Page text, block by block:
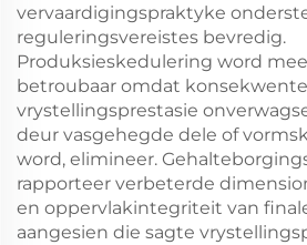
vervaardigingspraktyke
reguleringsvereistes bevredig.
Produksieskedulering word
betroubaar omdat konsekwente
vrystellingsprestasie
deur vasgehegde dele of
word, elimineer.
rapporteer verbeterde
en oppervlakintegriteit van
aangesien die sagte